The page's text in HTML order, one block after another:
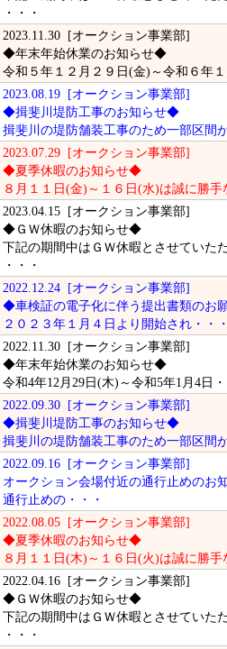
・・・
2023.11.30 [オークション事業部]
◆年末年始休業のお知らせ◆
令和５年１２月２９日(金)～令和６年１
2023.08.19 [オークション事業部]
◆揖斐川堤防工事のお知らせ◆
揖斐川の堤防舗装工事のため一部区間
2023.07.29 [オークション事業部]
◆夏季休暇のお知らせ◆
８月１１日(金)～１６日(水)は誠に勝手
2023.04.15 [オークション事業部]
◆ＧＷ休暇のお知らせ◆
下記の期間中はＧＷ休暇とさせていた
・・・
2022.12.24 [オークション事業部]
◆車検証の電子化に伴う提出書類のお
２０２３年１月４日より開始され・・・
2022.11.30 [オークション事業部]
◆年末年始休業のお知らせ◆
令和4年12月29日(木)～令和5年1月4日・
2022.09.30 [オークション事業部]
◆揖斐川堤防工事のお知らせ◆
揖斐川の堤防舗装工事のため一部区間
2022.09.16 [オークション事業部]
オークション会場付近の通行止めのお
通行止めの・・・
2022.08.05 [オークション事業部]
◆夏季休暇のお知らせ◆
８月１１日(木)～１６日(火)は誠に勝手
2022.04.16 [オークション事業部]
◆ＧＷ休暇のお知らせ◆
下記の期間中はＧＷ休暇とさせていた
・・・